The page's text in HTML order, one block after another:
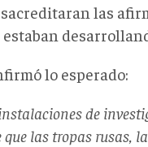
las
lo esperado:
de
que las tropas rusas,